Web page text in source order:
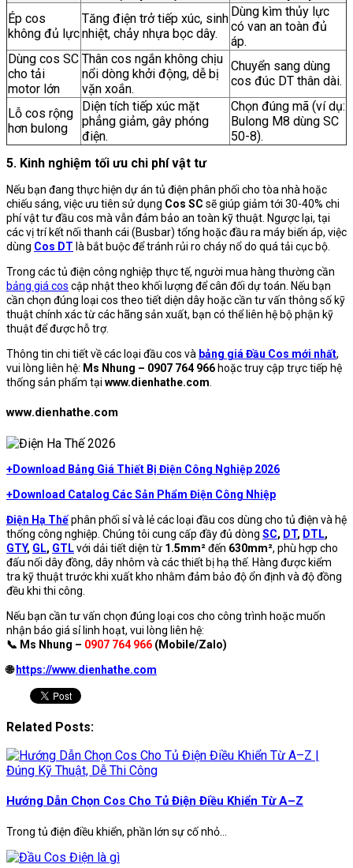
Ép cos
không đủ lực
Tăng điện trở tiếp xúc, sinh
nhiệt, chảy nhựa bọc dây.
Dùng kìm thủy lực
có van an toàn đủ
áp.
Dùng cos SC
cho tải
motor lớn
Thân cos ngắn không chịu
nổi dòng khởi động, dễ bị
vặn xoắn.
Chuyển sang dùng
cos đúc DT thân dài.
Lỗ cos rộng
hơn bulong
Diện tích tiếp xúc mặt
phẳng giảm, gây phóng
điện.
Chọn đúng mã (ví dụ:
Bulong M8 dùng SC
50-8).
5. Kinh nghiệm tối ưu chi phí vật tư
Nếu bạn đang thực hiện dự án tủ điện phân phối cho tòa nhà hoặc
chiếu sáng, việc ưu tiên sử dụng Cos SC sẽ giúp giảm tới 30-40% chi
phí vật tư đầu cos mà vẫn đảm bảo an toàn kỹ thuật. Ngược lại, tại
các vị trí kết nối thanh cái (Busbar) tổng hoặc đầu ra máy biến áp, việc
dùng Cos DT là bắt buộc để tránh rủi ro cháy nổ do quá tải cục bộ.
Trong các tủ điện công nghiệp thực tế, người mua hàng thường cần
bảng giá cos cập nhật theo khối lượng để cân đối dự toán. Nếu bạn
cần chọn đúng loại cos theo tiết diện dây hoặc cần tư vấn thông số kỹ
thuật chính xác từ các hãng sản xuất, bạn có thể liên hệ bộ phận kỹ
thuật để được hỗ trợ.
Thông tin chi tiết về các loại đầu cos và bảng giá Đầu Cos mới nhất,
vui lòng liên hệ: Ms Nhung – 0907 764 966 hoặc truy cập trực tiếp hệ
thống sản phẩm tại www.dienhathe.com.
www.dienhathe.com
+Download Bảng Giá Thiết Bị Điện Công Nghiệp 2026
+Download Catalog Các Sản Phẩm Điện Công Nhiệp
Điện Hạ Thếphân phối sỉ và lẻ các loại đầu cos dùng cho tủ điện và hệ
thống công nghiệp. Chúng tôi cung cấp đầy đủ dòng SC, DT, DTL,
GTY, GL, GTLvới dải tiết diện từ 1.5mm²đến 630mm², phù hợp cho
đấu nối dây đồng, dây nhôm và các thiết bị hạ thế. Hàng được kiểm
tra kỹ thuật trước khi xuất kho nhằm đảm bảo độ ổn định và độ đồng
đều khi thi công.
Nếu bạn cần tư vấn chọn đúng loại cos cho công trình hoặc muốn
nhận báo giá sỉ linh hoạt, vui lòng liên hệ:
📞 Ms Nhung – 0907 764 966 (Mobile/Zalo)
🌐 https://www.dienhathe.com
Related Posts:
Hướng Dẫn Chọn Cos Cho Tủ Điện Điều Khiển Từ A–Z
Trong tủ điện điều khiển, phần lớn sự cố nhỏ...